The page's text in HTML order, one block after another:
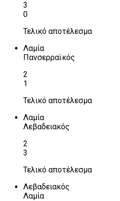
3
0
Τελικό αποτέλεσμα
Λαμία
Πανσερραϊκός
2
1
Τελικό αποτέλεσμα
Λαμία
Λεβαδειακός
2
3
Τελικό αποτέλεσμα
Λεβαδειακός
Λαμία